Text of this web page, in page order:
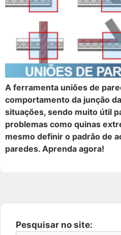
A ferramenta uniões de
comportamento da junção
situações, sendo muito útil
problemas como quinas
mesmo definir o padrão de
paredes. Aprenda agora!
Pesquisar no site: